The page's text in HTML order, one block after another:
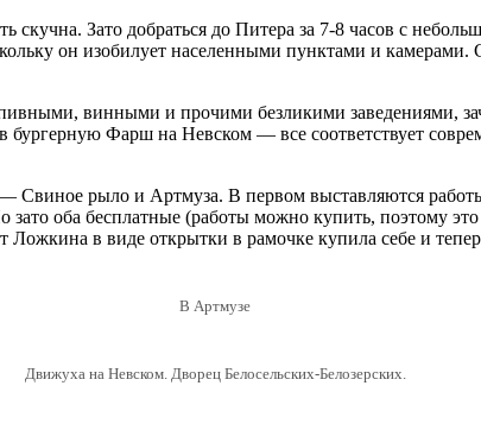
скучна. Зато добраться до Питера за 7-8 часов с
он изобилует населенными пунктами и
винными и прочими безликими заведениями,
Фарш на Невском — все соответствует
рыло и Артмуза. В первом выставляются
оба бесплатные (работы можно купить, поэтому
в виде открытки в рамочке купила себе и
В Артмузе
Движуха на Невском. Дворец Белосельских-Белозерских.